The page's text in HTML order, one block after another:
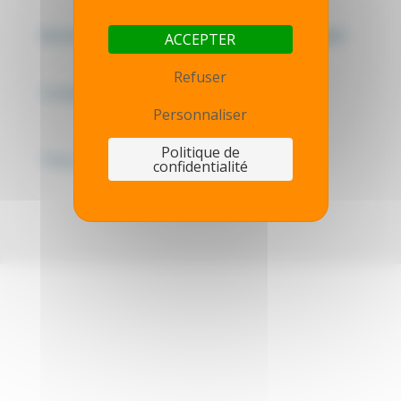
Mentions légales - Politique de confidentialité
ACCEPTER
Refuser
Personnaliser
Politique de
confidentialité